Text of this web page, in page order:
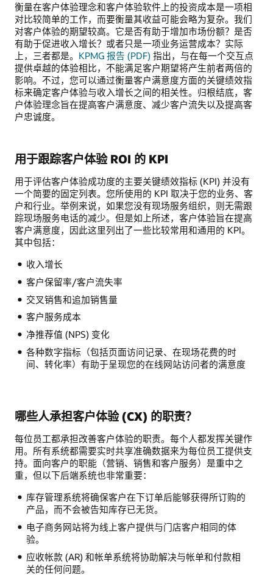
衡量在客户体验理念和客户体验软件上的投资成本是一项相
对比较简单的工作，而要衡量其收益可能会略为复杂。我们
对客户体验的期望较高。它是否有助于增加市场份额？是否
有助于促进收入增长？或者只是一项业务运营成本？实际
上，三者都是。 KPMG 报告 (PDF) 指出，与在每一个交互点
提供卓越的体验相比，不能满足客户期望将产生前者两倍的
影响。不过，您可以通过衡量客户满意度方面的关键绩效指
标来确定客户体验与收入增长之间的相关性。归根结底，客
户体验理念旨在提高客户满意度、减少客户流失以及提高客
户忠诚度。
用于跟踪客户体验 ROI 的 KPI
用于评估客户体验成功度的主要关键绩效指标 (KPI) 并没有
一个简要的固定列表。您所使用的 KPI 取决于您的业务、客
户和行业。举例来说，如果您没有现场服务组织，则无需跟
踪现场服务电话的减少。但是如上所述，客户体验旨在提高
客户满意度，因此这里列出了一些比较常用和通用的 KPI。
其中包括：
收入增长
客户保留率/客户流失率
交叉销售和追加销售量
客户服务成本
净推荐值 (NPS) 变化
各种数字指标（包括页面访问记录、在现场花费的时
间、转化率）有助于呈现您的在线网站访问者的满意度
哪些人承担客户体验 (CX) 的职责？
每位员工都承担改善客户体验的职责。每个人都发挥关键作
用。所有系统都需要实时共享准确数据来为每位员工提供支
持。面向客户的职能（营销、销售和客户服务）是重中之
重，但以下后端系统也非常重要：
库存管理系统将确保客户在下订单后能够获得所订购的
产品，而不会被告知库存已无货。
电子商务网站将为线上客户提供与门店客户相同的体
验。
应收帐款 (AR) 和帐单系统将协助解决与帐单和付款相
关的任何问题。